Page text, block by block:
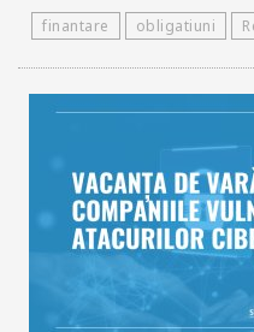
finantare obligatiuni